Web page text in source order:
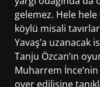
gelemez. Hele
köylü misali
Yavaş’a uzanacak
Tanju Özcan’ın
Muharrem
over edilişine